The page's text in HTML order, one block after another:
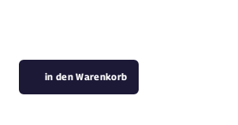
in den Warenkorb